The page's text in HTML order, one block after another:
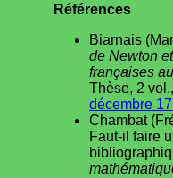
Références
Biarnais
de Newton
françaises
Thèse, 2
décembre
Chambat
Faut-il faire